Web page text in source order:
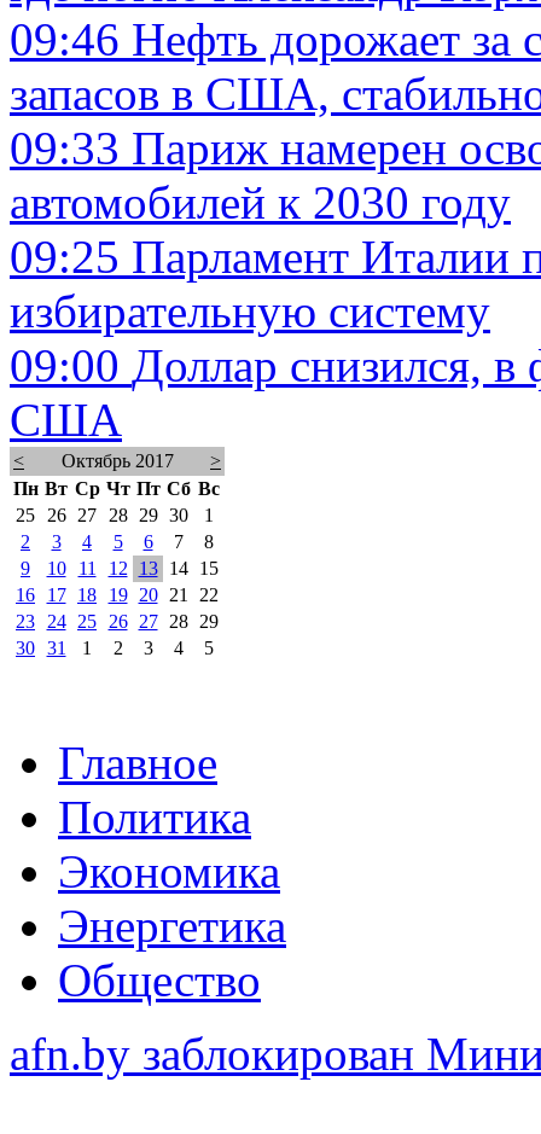
09:46 Нефть дорожает за
запасов в США,
09:33 Париж намерен
автомобилей к 2030 году
09:25 Парламент Италии
избирательную систему
09:00 Доллар снизился,
США
< Октябрь 2017
>
Пн Вт Ср Чт Пт Сб Вс
25
26 27 28 29 30
1
2
3 4 5 6 7
8
9
10 11 12 13 14
15
16
17 18 19 20 21
22
23
24 25 26 27 28
29
30 31 1 2 3 4 5
Главное
Политика
Экономика
Энергетика
Общество
afn.by заблокирован